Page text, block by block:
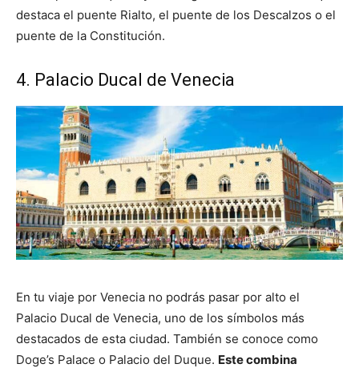
destaca el puente Rialto, el puente de los Descalzos o el
puente de la Constitución.
4. Palacio Ducal de Venecia
En tu viaje por Venecia no podrás pasar por alto el
Palacio Ducal de Venecia, uno de los símbolos más
destacados de esta ciudad. También se conoce como
Doge’s Palace o Palacio del Duque. Este combina